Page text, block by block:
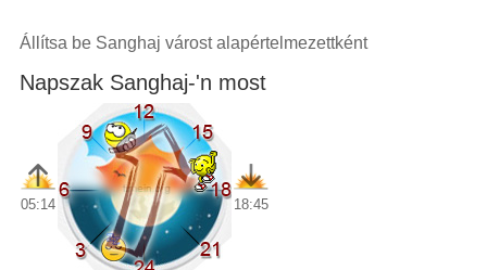
Állítsa be Sanghaj várost alapértelmezettként
Napszak Sanghaj-'n most
05:14 18:45